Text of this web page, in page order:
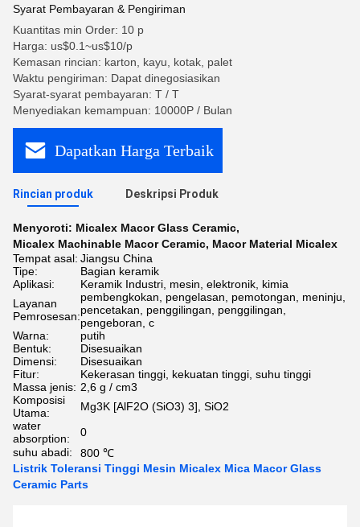
Syarat Pembayaran & Pengiriman
Kuantitas min Order: 10 p
Harga: us$0.1~us$10/p
Kemasan rincian: karton, kayu, kotak, palet
Waktu pengiriman: Dapat dinegosiasikan
Syarat-syarat pembayaran: T / T
Menyediakan kemampuan: 10000P / Bulan
Dapatkan Harga Terbaik
Rincian produk Deskripsi Produk
Menyoroti: Micalex Macor Glass Ceramic,
Micalex Machinable Macor Ceramic, Macor Material Micalex
Tempat asal: Jiangsu China
Tipe:
Bagian keramik
Aplikasi:
Keramik Industri, mesin, elektronik, kimia
Layanan
Pemrosesan:
pembengkokan, pengelasan, pemotongan, meninju,
pencetakan, penggilingan, penggilingan,
pengeboran, c
Warna:
putih
Bentuk:
Disesuaikan
Dimensi:
Disesuaikan
Fitur:
Kekerasan tinggi, kekuatan tinggi, suhu tinggi
Massa jenis: 2,6 g / cm3
Komposisi
Utama:
Mg3K [AlF2O (SiO3) 3], SiO2
water
absorption:
0
suhu abadi:
800 ℃
Listrik Toleransi Tinggi Mesin Micalex Mica Macor Glass
Ceramic Parts